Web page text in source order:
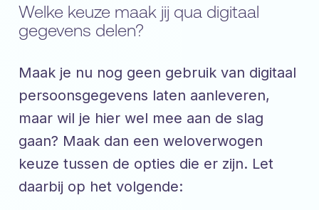
Welke keuze maak jij qua digitaal
gegevens delen?
Maak je nu nog geen gebruik van digitaal
persoonsgegevens laten aanleveren,
maar wil je hier wel mee aan de slag
gaan? Maak dan een weloverwogen
keuze tussen de opties die er zijn. Let
daarbij op het volgende: